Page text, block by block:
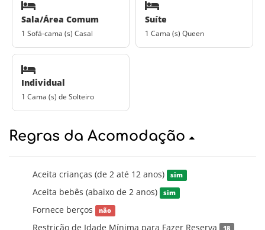
Sala/Área Comum
1 Sofá-cama (s) Casal
Suíte
1 Cama (s) Queen
Individual
1 Cama (s) de Solteiro
Regras da Acomodação
Aceita crianças (de 2 até 12 anos) sim
Aceita bebês (abaixo de 2 anos) sim
Fornece berços não
Restrição de Idade Mínima para Fazer Reserva 18